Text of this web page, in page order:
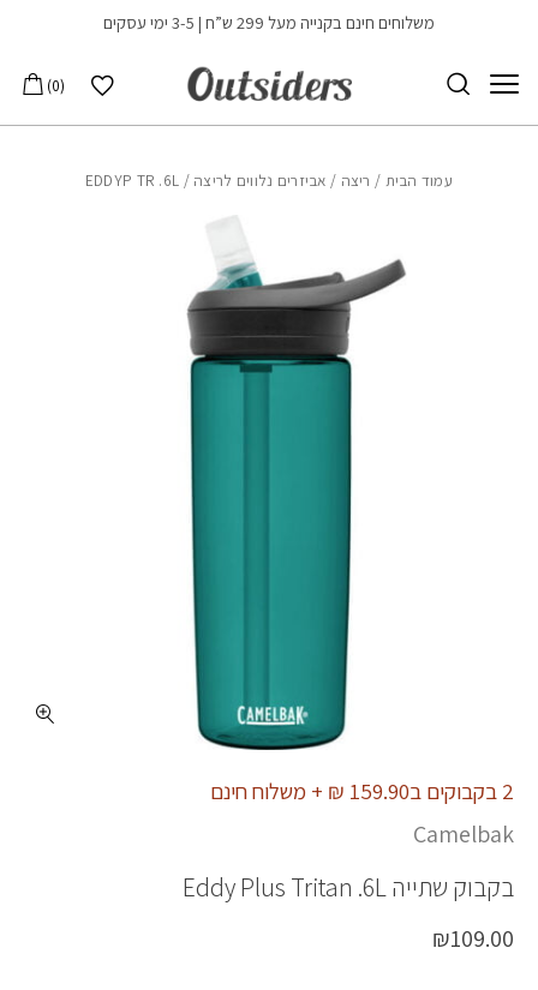
Skip to Contentמשלוחים חינם בקנייה מעל 299 ש”ח | 3-5 ימי עסקים
הרשימה שלי
0
עמוד הבית / ריצה / אביזרים נלווים לריצה / EDDYP TR .6L
Camelbak
בקבוק שתייהEddy Plus Tritan .6L
₪109.00
2 בקבוקים ב159.90 ₪ + משלוח חינם